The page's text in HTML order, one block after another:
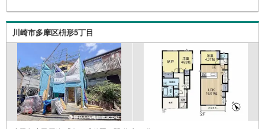
ットからお気軽にお問い合わせください◆ 朝日土地建物
グループ 登戸支店へ ◆
川崎市多摩区枡形5丁目